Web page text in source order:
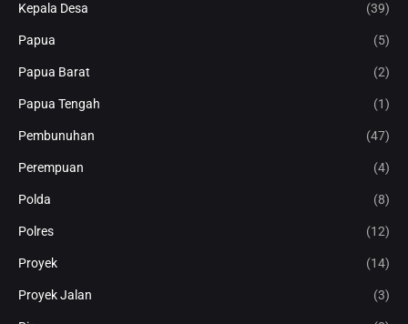
Kepala Desa (39)
Papua (5)
Papua Barat (2)
Papua Tengah (1)
Pembunuhan (47)
Perempuan (4)
Polda (8)
Polres (12)
Proyek (14)
Proyek Jalan (3)